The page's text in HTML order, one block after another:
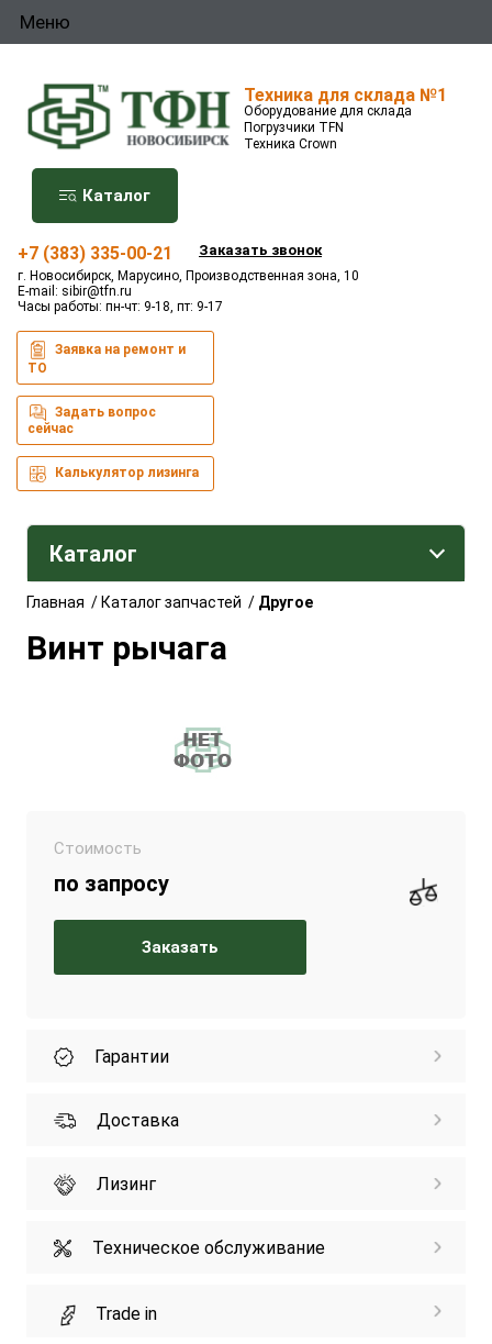
Меню
Техника для склада №1
Оборудование для склада
Погрузчики TFN
Техника Crown
Каталог
+7 (383) 335-00-21 Заказать звонок
г. Новосибирск, Марусино, Производственная зона, 10
E-mail: sibir@tfn.ru
Часы работы: пн-чт: 9-18, пт: 9-17
Заявка на ремонт и
ТО
Задать вопрос
сейчас
Калькулятор лизинга
Каталог
Главная /Каталог запчастей / Другое
Винт рычага
Стоимость
по запросу
Заказать
Гарантии
Доставка
Лизинг
Техническое обслуживание
Trade in